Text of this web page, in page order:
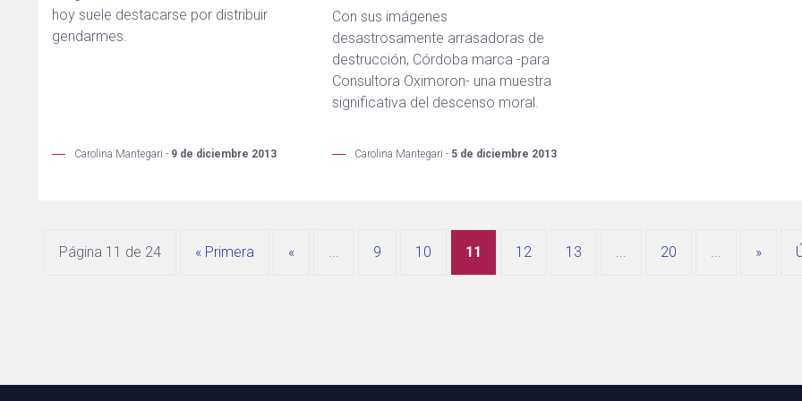
hoy suele destacarse por distribuir
gendarmes.
Carolina Mantegari - 9 de diciembre 2013
Con sus imágenes
desastrosamente arrasadoras de
destrucción, Córdoba marca -para
Consultora Oximoron- una muestra
significativa del descenso moral.
Carolina Mantegari - 5 de diciembre 2013
Página 11 de 24 « Primera « ... 9 10 11 12 13 ... 20 ... »